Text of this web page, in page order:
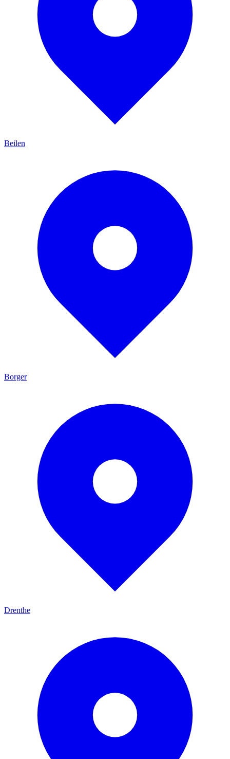
Beilen
Borger
Drenthe